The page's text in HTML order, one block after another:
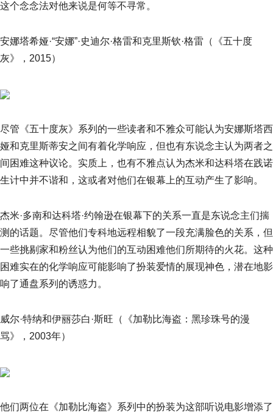
这个念念法对他来说是何等不寻常。
安娜塔希娅·“安娜”·史迪尔·格雷和克里斯钦·格雷（《五十度
灰》，2015）
尽管《五十度灰》系列的一些读者和不雅众可能认为安娜斯塔西
娅和克里斯蒂安之间有着化学响应，但也有东说念主认为两者之
间困难这种议论。实质上，也有不雅点认为杰米和达科塔在践诺
生计中并不谐和，这或者对他们在银幕上的互动产生了影响。
杰米·多南和达科塔·约翰逊在银幕下的关系一直是东说念主们揣
测的话题。尽管他们专科地远程相貌了一段充满脸色的关系，但
一些挑剔家和粉丝认为他们的互动困难他们所期待的火花。这种
困难实在的化学响应可能影响了扮装爱情的展现神色，潜在地影
响了通盘系列的诱惑力。
威尔·特纳和伊丽莎白·斯旺（《加勒比海盗：黑珍珠号的漫
骂》，2003年）
他们两位在《加勒比海盗》系列中的扮装为这部听说电影增添了